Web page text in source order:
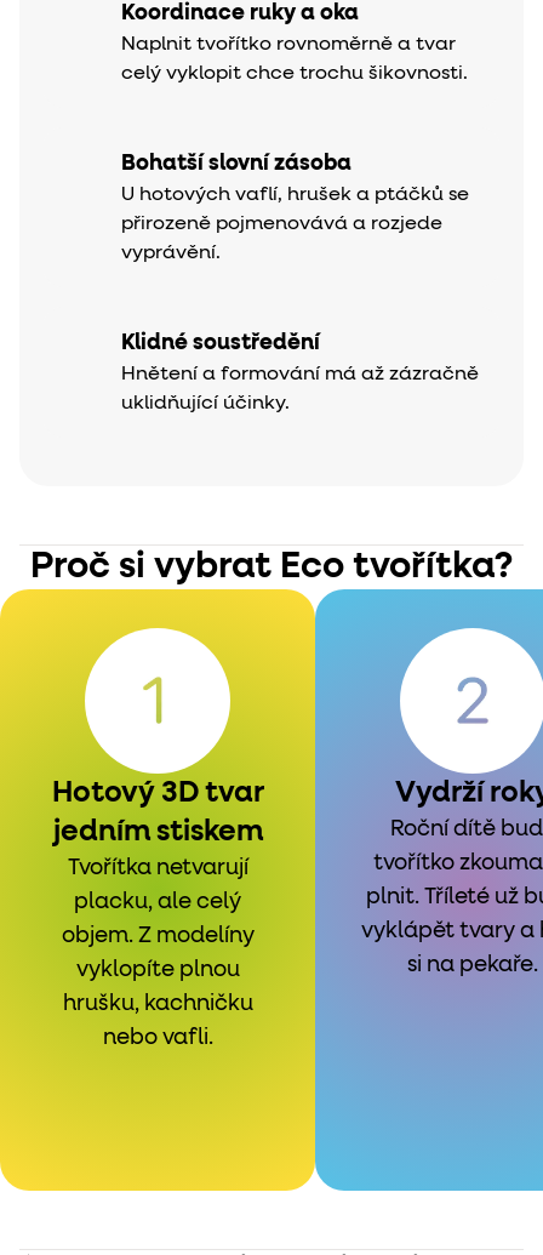
Koordinace ruky a oka
Naplnit tvořítko rovnoměrně a tvar
celý vyklopit chce trochu šikovnosti.
Bohatší slovní zásoba
U hotových vaflí, hrušek a ptáčků se
přirozeně pojmenovává a rozjede
vyprávění.
Klidné soustředění
Hnětení a formování má až zázračně
uklidňující účinky.
Proč si vybrat Eco tvořítka?
Hotový 3D tvar
jedním stiskem
Tvořítka netvarují
placku, ale celý
objem. Z modelíny
vyklopíte plnou
hrušku, kachničku
nebo vafli.
Vydrží
Roční dítě
tvořítko
plnit. Tříleté už
vyklápět tvary a
si na pekaře.